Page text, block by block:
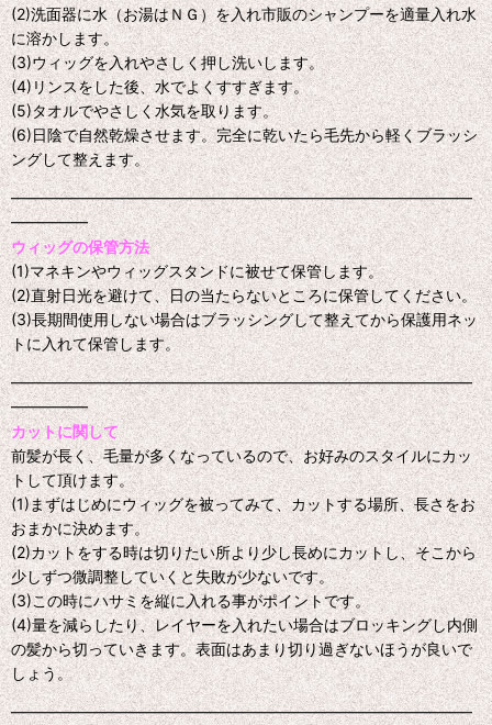
(2)洗面器に水（お湯はＮＧ）を入れ市販のシャンプーを適量入れ水
に溶かします。
(3)ウィッグを入れやさしく押し洗いします。
(4)リンスをした後、水でよくすすぎます。
(5)タオルでやさしく水気を取ります。
(6)日陰で自然乾燥させます。完全に乾いたら毛先から軽くブラッシ
ングして整えます。
━━━━━━━━━━━━━━━━━━━━━━━━━━━━━━
━━━━━
ウィッグの保管方法
(1)マネキンやウィッグスタンドに被せて保管します。
(2)直射日光を避けて、日の当たらないところに保管してください。
(3)長期間使用しない場合はブラッシングして整えてから保護用ネッ
トに入れて保管します。
━━━━━━━━━━━━━━━━━━━━━━━━━━━━━━
━━━━━
カットに関して
前髪が長く、毛量が多くなっているので、お好みのスタイルにカッ
トして頂けます。
(1)まずはじめにウィッグを被ってみて、カットする場所、長さをお
おまかに決めます。
(2)カットをする時は切りたい所より少し長めにカットし、そこから
少しずつ微調整していくと失敗が少ないです。
(3)この時にハサミを縦に入れる事がポイントです。
(4)量を減らしたり、レイヤーを入れたい場合はブロッキングし内側
の髪から切っていきます。表面はあまり切り過ぎないほうが良いで
しょう。
━━━━━━━━━━━━━━━━━━━━━━━━━━━━━━